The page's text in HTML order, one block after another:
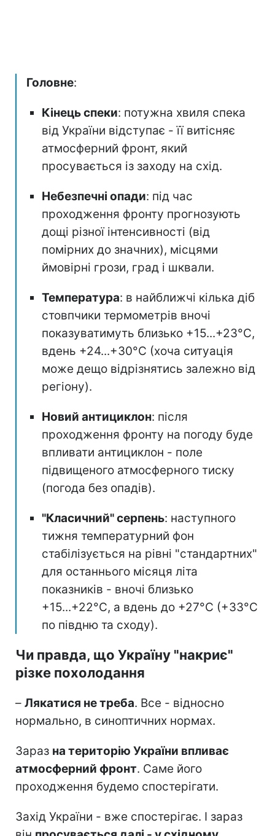
Головне:
Кінець спеки: потужна хвиля спека
від України відступає - її витісняє
атмосферний фронт, який
просувається із заходу на схід.
Небезпечні опади: під час
проходження фронту прогнозують
дощі різної інтенсивності (від
помірних до значних), місцями
ймовірні грози, град і шквали.
Температура: в найближчі кілька діб
стовпчики термометрів вночі
показуватимуть близько +15...+23°С,
вдень +24...+30°C (хоча ситуація
може дещо відрізнятись залежно від
регіону).
Новий антициклон: після
проходження фронту на погоду буде
впливати антициклон - поле
підвищеного атмосферного тиску
(погода без опадів).
"Класичний" серпень: наступного
тижня температурний фон
стабілізується на рівні "стандартних"
для останнього місяця літа
показників - вночі близько
+15...+22°C, а вдень до +27°C (+33°C
по півдню та сходу).
Чи правда, що Україну "накриє"
різке похолодання
– Лякатися не треба. Все - відносно
нормально, в синоптичних нормах.
Зараз на територію України впливає
атмосферний фронт. Саме його
проходження будемо спостерігати.
Захід України - вже спостерігає. І зараз